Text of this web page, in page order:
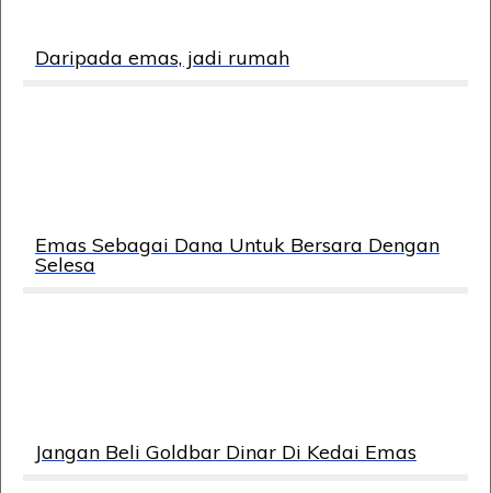
Daripada emas, jadi rumah
Emas Sebagai Dana Untuk Bersara Dengan
Selesa
Jangan Beli Goldbar Dinar Di Kedai Emas